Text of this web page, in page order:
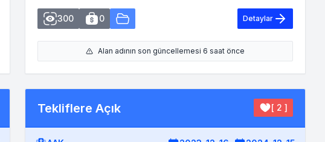
300 0 Detaylar
Alan adının son güncellemesi 6 saat önce
Tekliflere Açık [ 2 ]